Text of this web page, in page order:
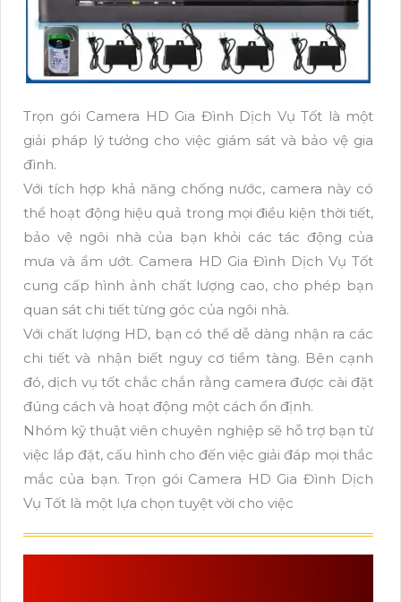
Trọn gói Camera HD Gia Đình Dịch Vụ Tốt là một
giải pháp lý tưởng cho việc giám sát và bảo vệ gia
đình.
Với tích hợp khả năng chống nước, camera này có
thể hoạt động hiệu quả trong mọi điều kiện thời tiết,
bảo vệ ngôi nhà của bạn khỏi các tác động của
mưa và ẩm ướt. Camera HD Gia Đình Dịch Vụ Tốt
cung cấp hình ảnh chất lượng cao, cho phép bạn
quan sát chi tiết từng góc của ngôi nhà.
Với chất lượng HD, bạn có thể dễ dàng nhận ra các
chi tiết và nhận biết nguy cơ tiềm tàng. Bên cạnh
đó, dịch vụ tốt chắc chắn rằng camera được cài đặt
đúng cách và hoạt động một cách ổn định.
Nhóm kỹ thuật viên chuyên nghiệp sẽ hỗ trợ bạn từ
việc lắp đặt, cấu hình cho đến việc giải đáp mọi thắc
mắc của bạn. Trọn gói Camera HD Gia Đình Dịch
Vụ Tốt là một lựa chọn tuyệt vời cho việc